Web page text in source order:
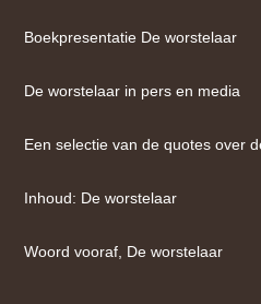
Boekpresentatie De worstelaar
De worstelaar in pers en media
Een selectie van de quotes over
Inhoud: De worstelaar
Woord vooraf, De worstelaar